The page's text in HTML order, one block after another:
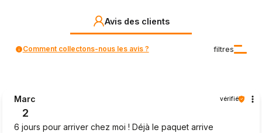
Avis des clients
filtres
Comment collectons-nous les avis ?
Marc vérifié
2
6 jours pour arriver chez moi ! Déjà le paquet arrive